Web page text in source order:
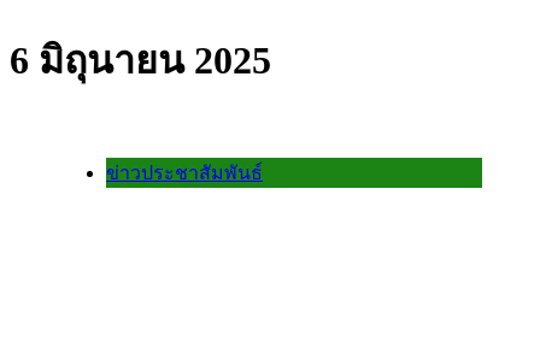
6 มิถุนายน 2025
ข่าวประชาสัมพันธ์